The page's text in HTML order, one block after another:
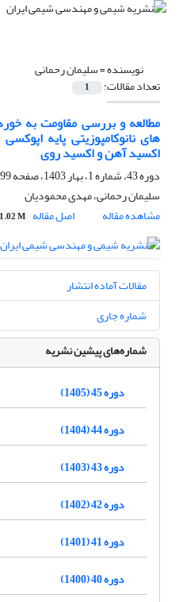
نویسنده =سلیمان رحمانی
تعداد مقالات: 1
مطالعه و بررسی مقاومت به
های نانوکامپوزیتی پایه
اکسید آهن و اکسید روی
دوره 43، شماره 1، بهار 1403، صفحه
99-112
سلیمان رحمانی، مهدی محمودیان
مشاهده مقاله
اصل مقاله 1.02 M
مقالات آماده انتشار
شماره جاری
شماره‌های پیشین نشریه
دوره 45 (1405)
دوره 44 (1404)
دوره 43 (1403)
دوره 42 (1402)
دوره 41 (1401)
دوره 40 (1400)